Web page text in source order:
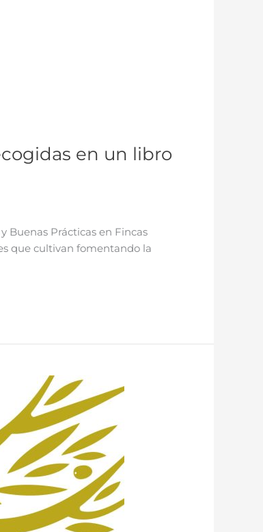
en un libro
Buenas Prácticas en Fincas
que cultivan fomentando la